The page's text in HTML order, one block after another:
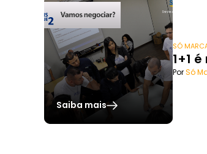
Saiba mais
SÓ
1+1
PorSó